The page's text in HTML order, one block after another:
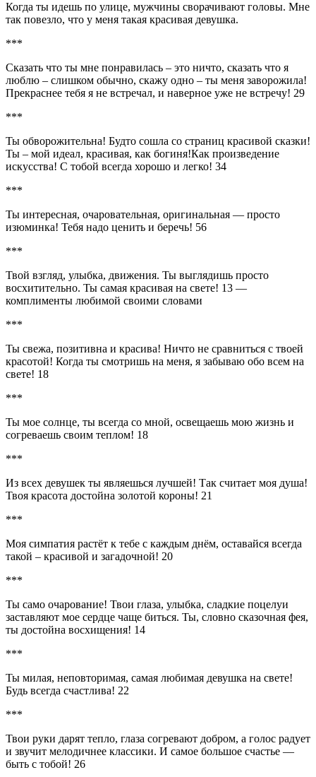
Когда ты идешь по улице, мужчины сворачивают головы. Мне
так повезло, что у меня такая красивая девушка.
***
Сказать что ты мне понравилась – это ничто, сказать что я
люблю – слишком обычно, скажу одно – ты меня заворожила!
Прекраснее тебя я не встречал, и наверное уже не встречу! 29
***
Ты обворожительна! Будто сошла со страниц красивой сказки!
Ты – мой идеал, красивая, как богиня!Как произведение
искусства! С тобой всегда хорошо и легко! 34
***
Ты интересная, очаровательная, оригинальная — просто
изюминка! Тебя надо ценить и беречь! 56
***
Твой взгляд, улыбка, движения. Ты выглядишь просто
восхитительно. Ты самая красивая на свете! 13 —
комплименты любимой своими словами
***
Ты свежа, позитивна и красива! Ничто не сравниться с твоей
красотой! Когда ты смотришь на меня, я забываю обо всем на
свете! 18
***
Ты мое солнце, ты всегда со мной, освещаешь мою жизнь и
согреваешь своим теплом! 18
***
Из всех девушек ты являешься лучшей! Так считает моя душа!
Твоя красота достойна золотой короны! 21
***
Моя симпатия растёт к тебе с каждым днём, оставайся всегда
такой – красивой и загадочной! 20
***
Ты само очарование! Твои глаза, улыбка, сладкие поцелуи
заставляют мое сердце чаще биться. Ты, словно сказочная фея,
ты достойна восхищения! 14
***
Ты милая, неповторимая, самая любимая девушка на свете!
Будь всегда счастлива! 22
***
Твои руки дарят тепло, глаза согревают добром, а голос радует
и звучит мелодичнее классики. И самое большое счастье —
быть с тобой! 26